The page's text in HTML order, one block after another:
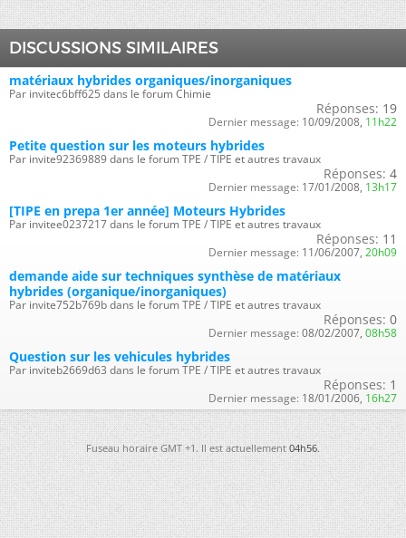
DISCUSSIONS SIMILAIRES
matériaux hybrides organiques/inorganiques
Par invitec6bff625 dans le forum Chimie
Réponses: 19
Dernier message: 10/09/2008, 11h22
Petite question sur les moteurs hybrides
Par invite92369889 dans le forum TPE / TIPE et autres travaux
Réponses: 4
Dernier message: 17/01/2008, 13h17
[TIPE en prepa 1er année] Moteurs Hybrides
Par invitee0237217 dans le forum TPE / TIPE et autres travaux
Réponses: 11
Dernier message: 11/06/2007, 20h09
demande aide sur techniques synthèse de matériaux
hybrides (organique/inorganiques)
Par invite752b769b dans le forum TPE / TIPE et autres travaux
Réponses: 0
Dernier message: 08/02/2007, 08h58
Question sur les vehicules hybrides
Par inviteb2669d63 dans le forum TPE / TIPE et autres travaux
Réponses: 1
Dernier message: 18/01/2006, 16h27
Fuseau horaire GMT +1. Il est actuellement04h56.